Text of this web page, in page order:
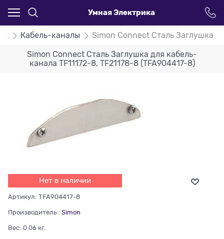
Умная Электрика
Кабель-каналы Simon Connect Сталь Заглушка
Simon Connect Сталь Заглушка для кабель-
канала TF11172-8, TF21178-8 (TFA904417-8)
Нет в наличии
Артикул: TFA904417-8
Производитель : Simon
Вес: 0.06 кг.